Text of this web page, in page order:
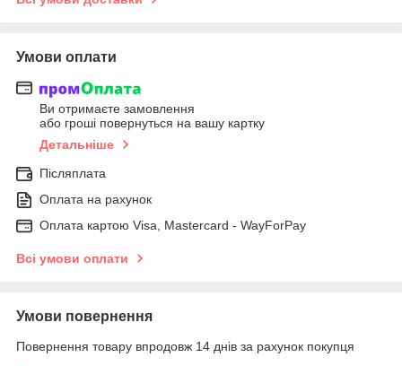
Умови оплати
Ви отримаєте замовлення
або гроші повернуться на вашу картку
Детальніше
Післяплата
Оплата на рахунок
Оплата картою Visa, Mastercard - WayForPay
Всі умови оплати
Умови повернення
Повернення товару впродовж 14 днів за рахунок покупця